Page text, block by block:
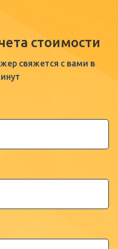
стоимости
свяжется с вами в